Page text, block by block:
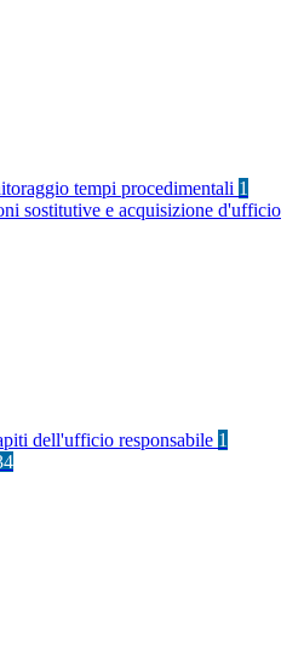
tempi procedimentali 1
sostitutive e acquisizione d'ufficio
dell'ufficio responsabile 1